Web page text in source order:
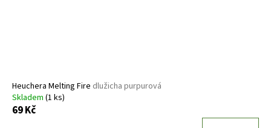
Heuchera Melting Fire dlužicha purpurová
Skladem (1 ks)
69 Kč